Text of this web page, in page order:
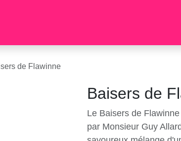
Baisers de Flawinne
Baisers de
Le Baisers de
1964 par Monsieur